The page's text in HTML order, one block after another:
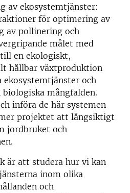
av ekosystemtjänster:
för optimering av
av pollinering och
målet med
en ekologiskt,
hållbar växtproduktion
och
mångfalden.
införa de här systemen
projektet att långsiktigt
jordbruket och
är att studera hur vi kan
inom olika
och